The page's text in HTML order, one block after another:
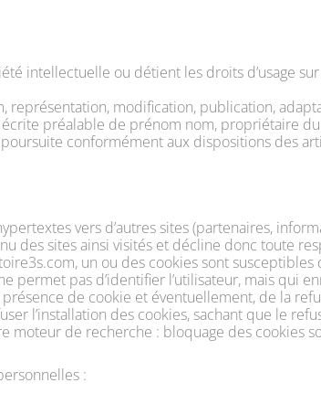
intellectuelle ou détient les droits d’usage
modification, publication,
préalable de prénom nom, propriétaire
conformément aux dispositions des
vers d’autres sites (partenaires,
des sites ainsi visités et décline donc toute
un ou des cookies sont
pas d’identifier l’utilisateur, mais qui
de cookie et éventuellement, de la
l’installation des cookies, sachant que le
moteur de recherche : bloquage des cookies
: